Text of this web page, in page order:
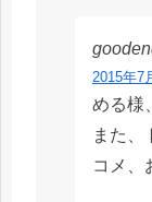
2015年7
める様、
また、
コメ、